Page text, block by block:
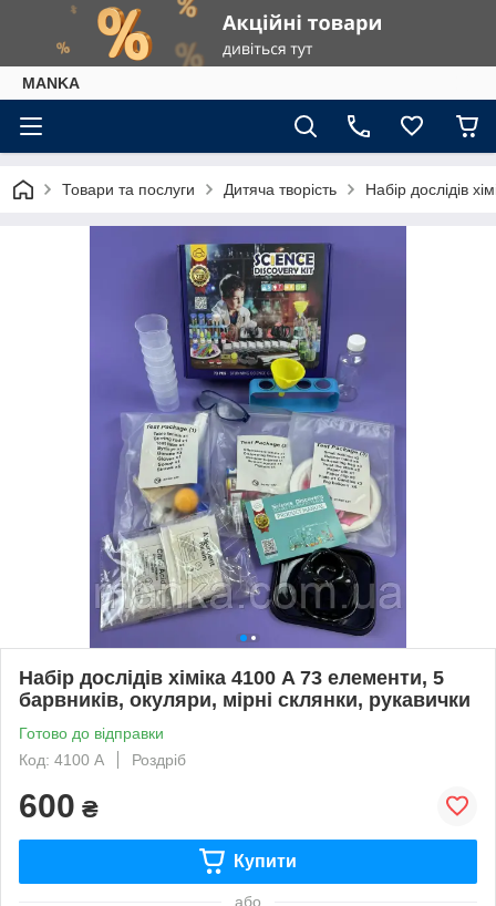
МАNKА
Товари та послуги Дитяча творість Набір дослідів
Набір дослідів хіміка 4100 A 73 елементи, 5
барвників, окуляри, мірні склянки, рукавички
Готово до відправки
Код: 4100 A
Роздріб
600 ₴
Купити
або